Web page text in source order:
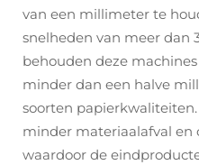
van een millimeter te
snelheden van meer dan
behouden deze
minder dan een halve
soorten
minder materiaalafval en
waardoor de